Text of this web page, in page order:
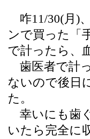
咋11/30(月)
ンで買った「
で計ったら、
歯医者で計
ないので後日
た。
幸いにも歯
いたら完全に